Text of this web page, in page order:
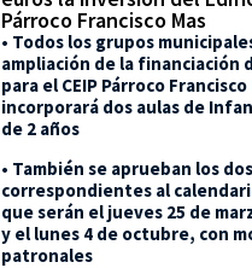
Párroco Francisco Mas
• Todos los grupos
ampliación de la financiación
para el CEIP Párroco
incorporará dos aulas de
de 2 años
• También se aprueban los
correspondientes al
que serán el jueves 25 de
y el lunes 4 de octubre, con
patronales